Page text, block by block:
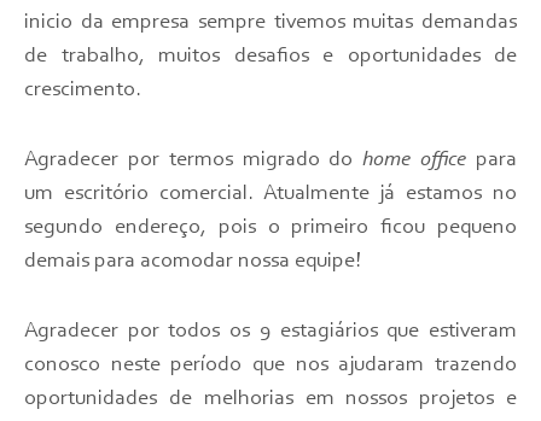
inicio da empresa sempre tivemos muitas demandas
de trabalho, muitos desafios e oportunidades de
crescimento.
Agradecer por termos migrado dohome office para
um escritório comercial. Atualmente já estamos no
segundo endereço, pois o primeiro ficou pequeno
demais para acomodar nossa equipe!
Agradecer por todos os 9 estagiários que estiveram
conosco neste período que nos ajudaram trazendo
oportunidades de melhorias em nossos projetos e